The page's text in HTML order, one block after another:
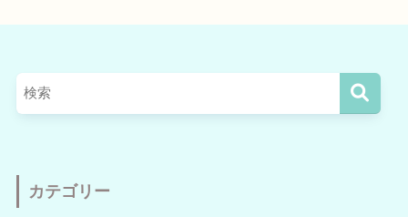
カテゴリー